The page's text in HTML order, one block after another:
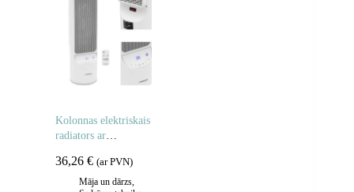
Kolonnas elektriskais
radiators ar
36,26 € (ar PVN)
Māja un dārzs